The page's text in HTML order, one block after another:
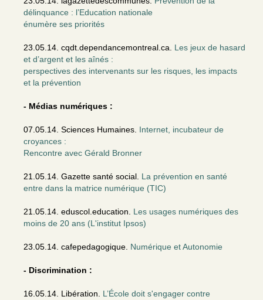
délinquance : l’Education nationale
énumère ses priorités
23.05.14. cqdt.dependancemontreal.ca. Les jeux de hasard
et d’argent et les aînés :
perspectives des intervenants sur les risques, les impacts
et la prévention
- Médias numériques :
07.05.14. Sciences Humaines. Internet, incubateur de
croyances :
Rencontre avec Gérald Bronner
21.05.14. Gazette santé social. La prévention en santé
entre dans la matrice numérique (TIC)
21.05.14. eduscol.education. Les usages numériques des
moins de 20 ans (L'institut Ipsos)
23.05.14. cafepedagogique. Numérique et Autonomie
- Discrimination :
16.05.14. Libération. L’École doit s'engager contre